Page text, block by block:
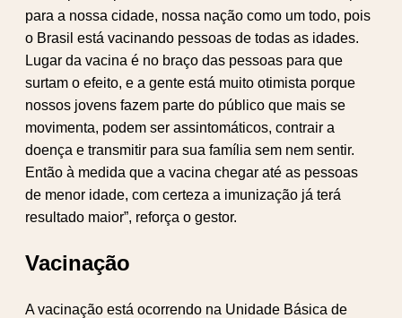
para a nossa cidade, nossa nação como um todo, pois
o Brasil está vacinando pessoas de todas as idades.
Lugar da vacina é no braço das pessoas para que
surtam o efeito, e a gente está muito otimista porque
nossos jovens fazem parte do público que mais se
movimenta, podem ser assintomáticos, contrair a
doença e transmitir para sua família sem nem sentir.
Então à medida que a vacina chegar até as pessoas
de menor idade, com certeza a imunização já terá
resultado maior”, reforça o gestor.
Vacinação
A vacinação está ocorrendo na Unidade Básica de